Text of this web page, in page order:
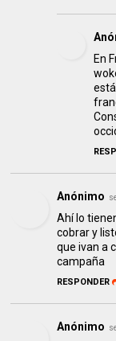
En
Anónimo
Ahí lo
cobrar y
que ivan a
campaña
RESPONDER
Anónimo